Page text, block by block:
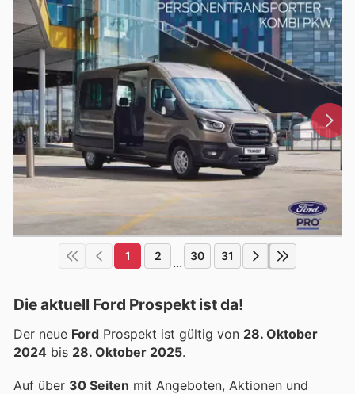
1 2 ... 30 31
Die aktuell Ford Prospekt ist da!
Der neue Ford Prospekt ist gültig von 28. Oktober
2024 bis 28. Oktober 2025.
Auf über 30 Seiten mit Angeboten, Aktionen und